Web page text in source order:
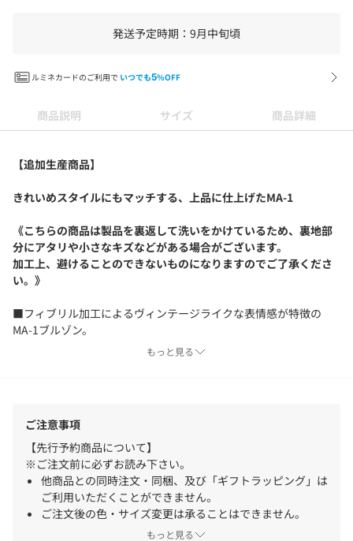
発送予定時期：9月中旬頃
ルミネカードのご利用で いつでも5%OFF
商品説明 サイズ 商品詳細
【追加生産商品】
きれいめスタイルにもマッチする、上品に仕上げたMA-1
《こちらの商品は製品を裏返して洗いをかけているため、裏地部
分にアタリや小さなキズなどがある場合がございます。
加工上、避けることのできないものになりますのでご了承くださ
い。》
■フィブリル加工によるヴィンテージライクな表情感が特徴の
MA-1ブルゾン。
■落ち感と膨らみのある素材で上品に仕上げ、きれいめスタイル
【COLOR】
ベージュ：優しいカラーが女性らしいニュアンスベージュ。
カーキ：大人のスタイリングにも馴染む落ち着いたカーキ。
ブラウン：ComingSoon...
ピンクベージュ：ComingSoon...
もっと見る
ご注意事項
【先行予約商品について】
※ご注文前に必ずお読み下さい。
他商品との同時注文・同梱、及び「ギフトラッピング」は
ご利用いただくことができません。
ご注文後の色・サイズ変更は承ることはできません。
注文から出荷までに期間が空く場合、クレジットカードの
もっと見る